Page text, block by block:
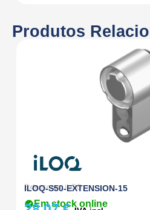
Produtos
Extensores, iLOQ
ILOQ-S50-EXTENSION-15
Em stock online